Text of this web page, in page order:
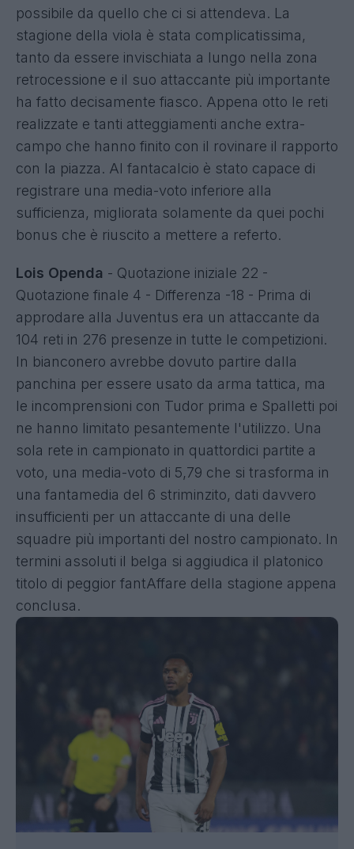
possibile da quello che ci si attendeva. La
stagione della viola è stata complicatissima,
tanto da essere invischiata a lungo nella zona
retrocessione e il suo attaccante più importante
ha fatto decisamente fiasco. Appena otto le reti
realizzate e tanti atteggiamenti anche extra-
campo che hanno finito con il rovinare il rapporto
con la piazza. Al fantacalcio è stato capace di
registrare una media-voto inferiore alla
sufficienza, migliorata solamente da quei pochi
bonus che è riuscito a mettere a referto.
Lois Openda - Quotazione iniziale 22 -
Quotazione finale 4 - Differenza -18 - Prima di
approdare alla Juventus era un attaccante da
104 reti in 276 presenze in tutte le competizioni.
In bianconero avrebbe dovuto partire dalla
panchina per essere usato da arma tattica, ma
le incomprensioni con Tudor prima e Spalletti poi
ne hanno limitato pesantemente l'utilizzo. Una
sola rete in campionato in quattordici partite a
voto, una media-voto di 5,79 che si trasforma in
una fantamedia del 6 striminzito, dati davvero
insufficienti per un attaccante di una delle
squadre più importanti del nostro campionato. In
termini assoluti il belga si aggiudica il platonico
titolo di peggior fantAffare della stagione appena
conclusa.